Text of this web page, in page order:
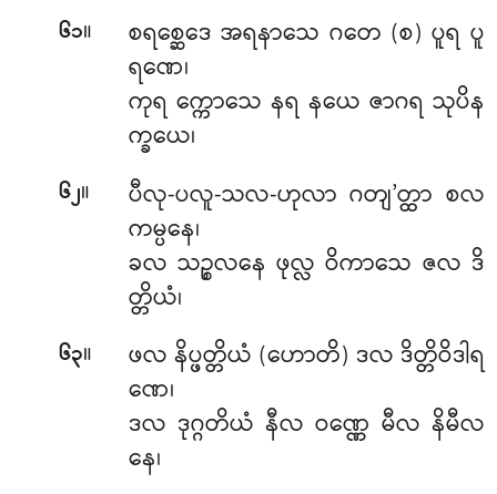
၆၁။
စရစ္ဆေဒေ အရနာသေ ဂတေ (စ) ပူရ ပူ
ရဏေ၊
ကုရ က္ကောသေ နရ နယေ ဇာဂရ သုပိန
က္ခယေ၊
၆၂။
ပီလု-ပလူ-သလ-ဟုလာ ဂတျ’တ္ထာ စလ
ကမ္ပနေ၊
ခလ သဉ္စလနေ ဖုလ္လ ဝိကာသေ ဇလ ဒိ
တ္တိယံ၊
၆၃။
ဖလ နိပ္ဖတ္တိယံ (ဟောတိ) ဒလ ဒိတ္တိဝိဒါရ
ဏေ၊
ဒလ ဒုဂ္ဂတိယံ နီလ ဝဏ္ဏေ မီလ နိမီလ
နေ၊